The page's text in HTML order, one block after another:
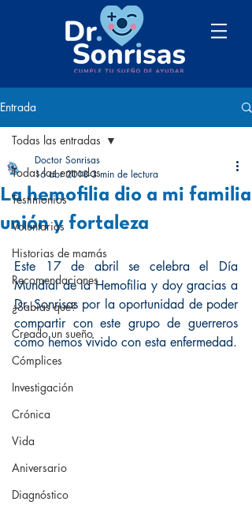
Entrada
Todas las entradas
Testimonios
Voluntarios
Historias de mamás
Recomendaciones
¿Sabías que?
Creado un sueño
Cómplices
Investigación
Crónica
Vida
Aniversario
Diagnóstico
Todas las entradas
La hemofilia dio a mi familia
unión y fortaleza
Doctor Sonrisas
16 abr 2018 3 min de lectura
Este 17 de abril se celebra el Día
Mundial de la Hemofilia y doy gracias a
Dr. Sonrisas por la oportunidad de poder
compartir con este grupo de guerreros
cómo hemos vivido con esta enfermedad.